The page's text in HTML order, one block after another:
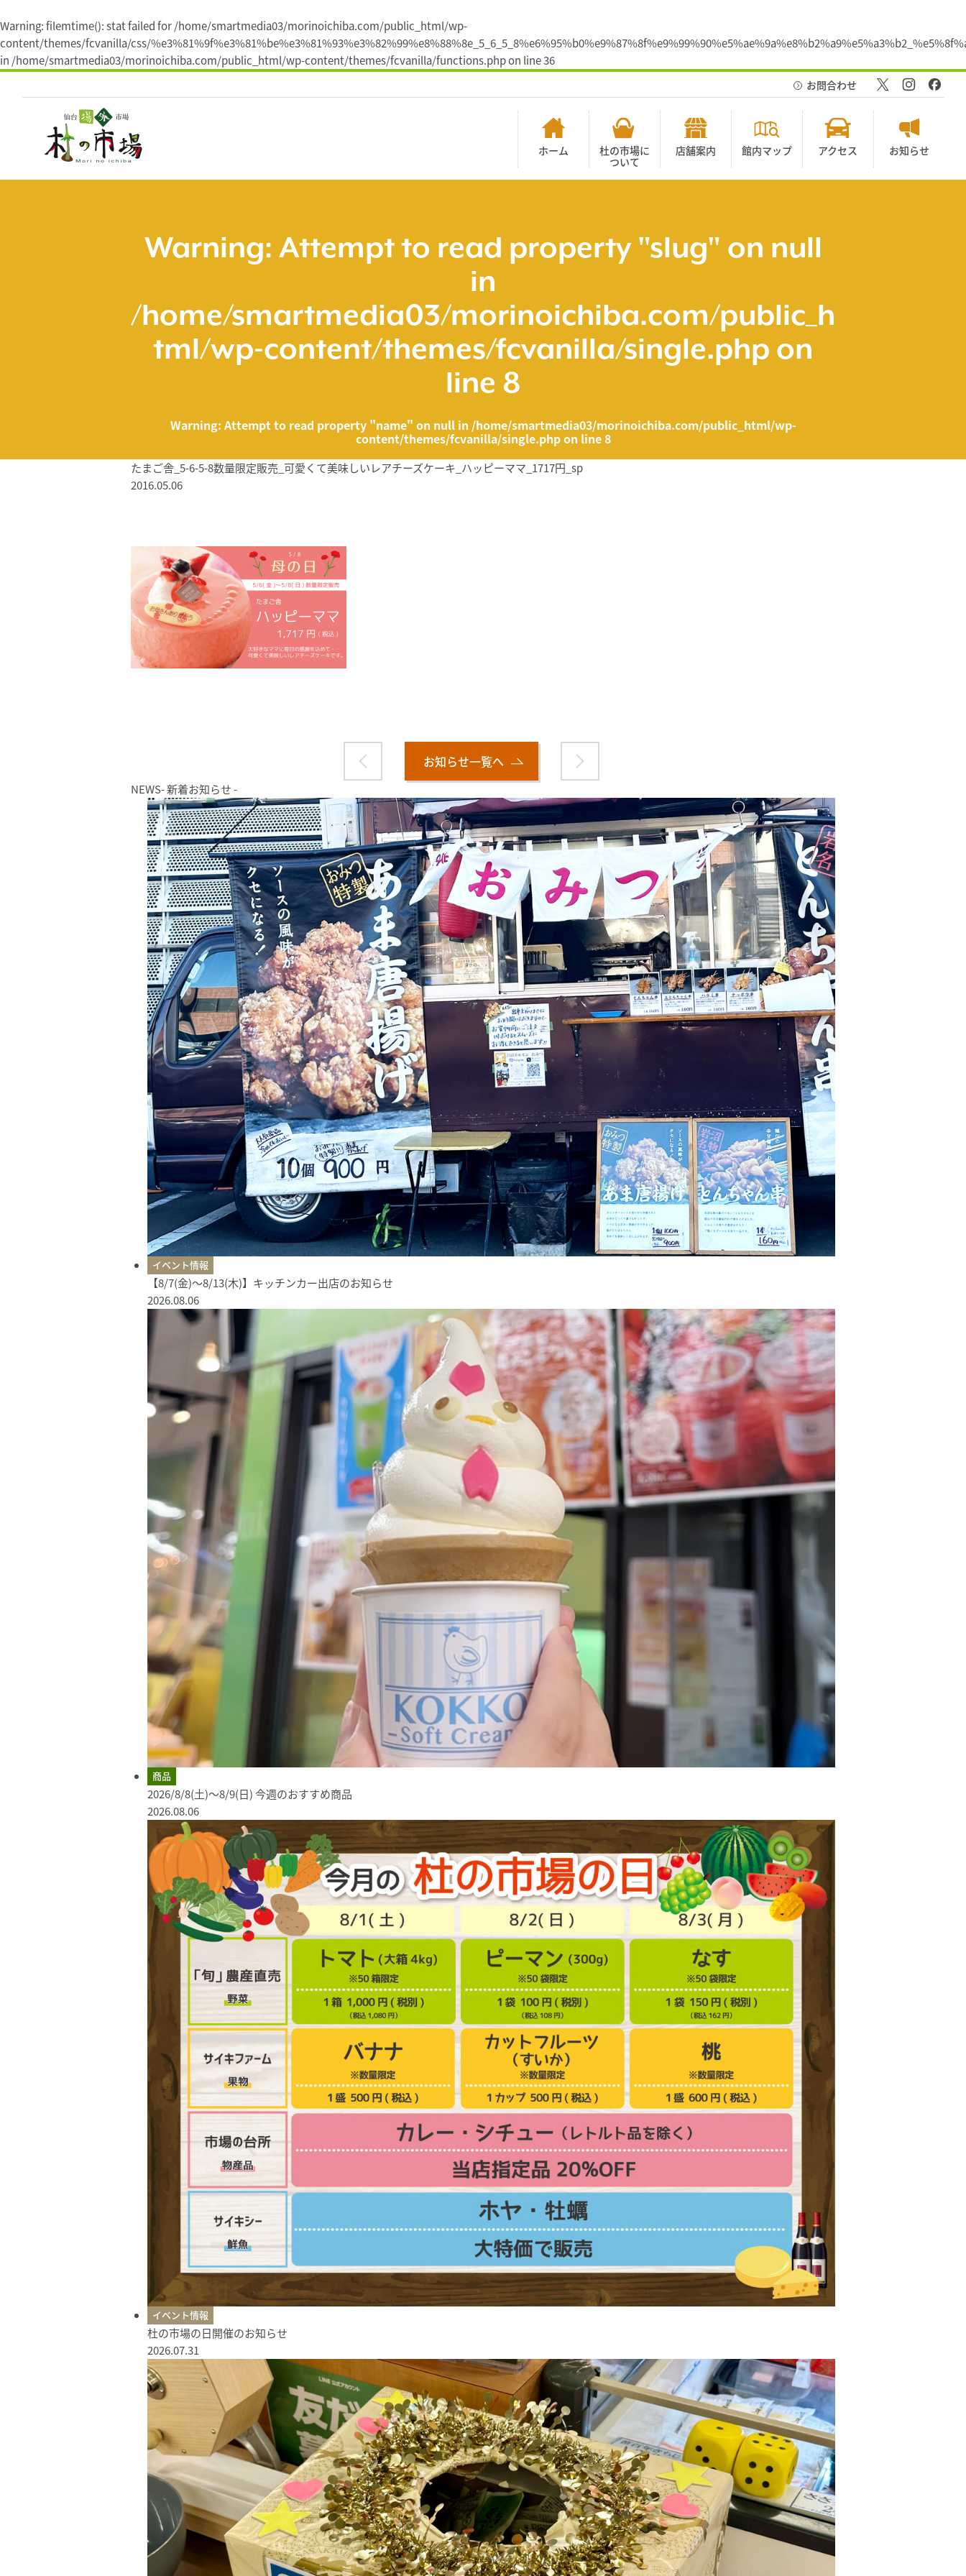
Warning: filemtime(): stat failed for /home/smartmedia03/morinoichiba.com/public_html/wp-
content/themes/fcvanilla/css/
in /home/smartmedia03/morinoichiba.com/public_html/wp-content/themes/fcvanilla/functions.phpon line36
ス
ホーム
杜の市場に
ついて
店舗案内 館内マップ アクセス お知らせ
お問合わせ
Warning: Attempt to read property "slug" on null
in
/home/smartmedia03/morinoichiba.com/public_h
tml/wp-content/themes/fcvanilla/single.php on
line 8
Warning: Attempt to read property "name" on null in /home/smartmedia03/morinoichiba.com/public_html/wp-
content/themes/fcvanilla/single.phpon line8
たまご舎_5-6-5-8数量限定販売_可愛くて美味しいレアチーズケーキ_ハッピーママ_1717円_sp
2016.05.06
お知らせ一覧へ
NEWS- 新着お知らせ -
イベント情報
【8/7(金)〜8/13(木)】キッチンカー出店のお知らせ
2026.08.06
商品
2026/8/8(土)～8/9(日) 今週のおすすめ商品
2026.08.06
イベント情報
杜の市場の日開催のお知らせ
2026.07.31